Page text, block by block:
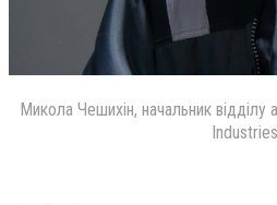
Микола Чешихін, начальник відділу
Industries